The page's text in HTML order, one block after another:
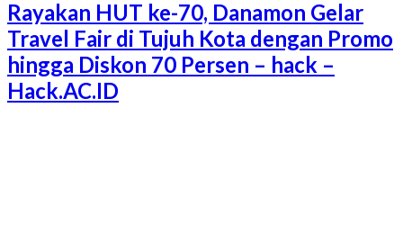
Rayakan HUT ke-70, Danamon Gelar
Travel Fair di Tujuh Kota dengan Promo
hingga Diskon 70 Persen – hack –
Hack.AC.ID